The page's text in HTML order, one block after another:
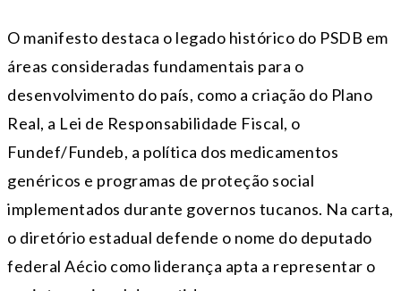
O manifesto destaca o legado histórico do PSDB em
áreas consideradas fundamentais para o
desenvolvimento do país, como a criação do Plano
Real, a Lei de Responsabilidade Fiscal, o
Fundef/Fundeb, a política dos medicamentos
genéricos e programas de proteção social
implementados durante governos tucanos. Na carta,
o diretório estadual defende o nome do deputado
federal Aécio como liderança apta a representar o